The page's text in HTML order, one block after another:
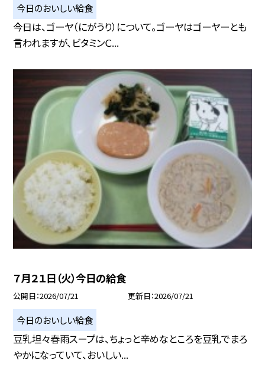
今日のおいしい給食
今日は、ゴーヤ（にがうり）について。ゴーヤはゴーヤーとも
言われますが、ビタミンＣ...
７月２１日（火）今日の給食
公開日 2026/07/21 更新日 2026/07/21
今日のおいしい給食
豆乳坦々春雨スープは、ちょっと辛めなところを豆乳でまろ
やかになっていて、おいしい...